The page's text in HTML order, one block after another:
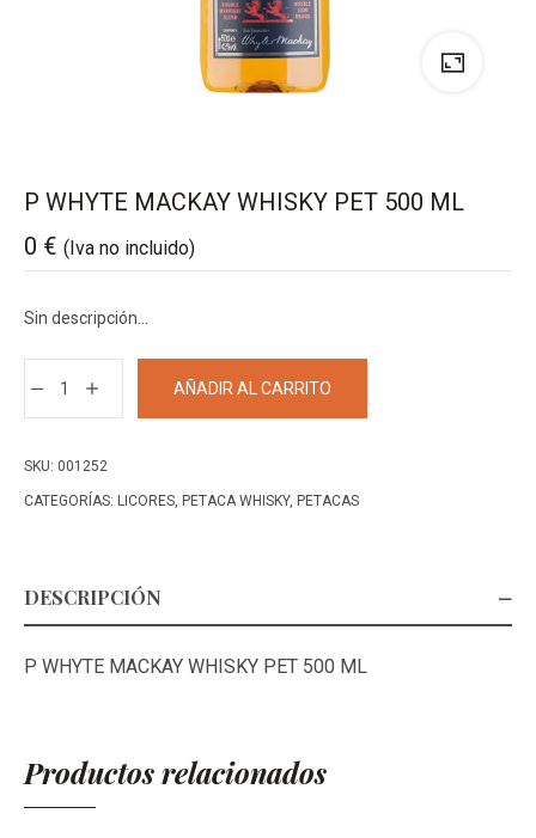
P WHYTE MACKAY WHISKY PET 500 ML
0 € (Iva no incluido)
Sin descripción…
WHISKY
PET
AÑADIR AL CARRITO
SKU: 001252
CATEGORÍAS: LICORES, PETACA WHISKY, PETACAS
DESCRIPCIÓN
P WHYTE MACKAY WHISKY PET 500 ML
Productos relacionados